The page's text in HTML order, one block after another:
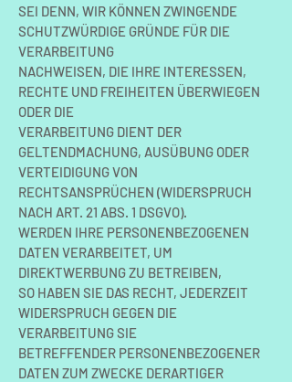
SEI DENN, WIR KÖNNEN ZWINGENDE
SCHUTZWÜRDIGE GRÜNDE FÜR DIE
VERARBEITUNG
NACHWEISEN, DIE IHRE INTERESSEN,
RECHTE UND FREIHEITEN ÜBERWIEGEN
ODER DIE
VERARBEITUNG DIENT DER
GELTENDMACHUNG, AUSÜBUNG ODER
VERTEIDIGUNG VON
RECHTSANSPRÜCHEN (WIDERSPRUCH
NACH ART. 21 ABS. 1 DSGVO).
WERDEN IHRE PERSONENBEZOGENEN
DATEN VERARBEITET, UM
DIREKTWERBUNG ZU BETREIBEN,
SO HABEN SIE DAS RECHT, JEDERZEIT
WIDERSPRUCH GEGEN DIE
VERARBEITUNG SIE
BETREFFENDER PERSONENBEZOGENER
DATEN ZUM ZWECKE DERARTIGER